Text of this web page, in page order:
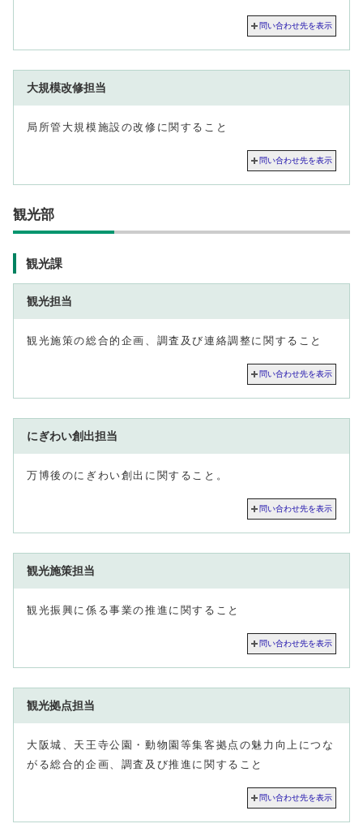
問い合わせ先を表示
大規模改修担当
局所管大規模施設の改修に関すること
問い合わせ先を表示
観光部
観光課
観光担当
観光施策の総合的企画、調査及び連絡調整に関すること
問い合わせ先を表示
にぎわい創出担当
万博後のにぎわい創出に関すること。
問い合わせ先を表示
観光施策担当
観光振興に係る事業の推進に関すること
問い合わせ先を表示
観光拠点担当
大阪城、天王寺公園・動物園等集客拠点の魅力向上につな
がる総合的企画、調査及び推進に関すること
問い合わせ先を表示